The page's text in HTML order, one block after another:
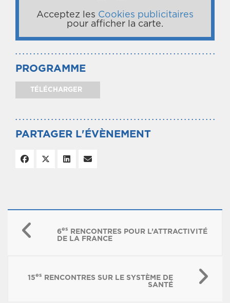
Acceptez les Cookies publicitaires
pour afficher la carte.
PROGRAMME
TÉLÉCHARGER
PARTAGER L'ÉVÈNEMENT
6es
RENCONTRES POUR L’ATTRACTIVITÉ
DE LA FRANCE
15es
RENCONTRES SUR LE SYSTÈME DE
SANTÉ